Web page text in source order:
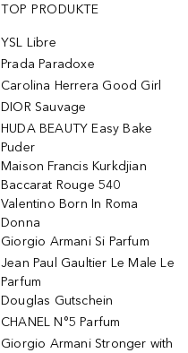
TOP PRODUKTE
YSL Libre
Prada Paradoxe
Carolina Herrera Good Girl
DIOR Sauvage
HUDA BEAUTY Easy Bake
Puder
Maison Francis Kurkdjian
Baccarat Rouge 540
Valentino Born In Roma
Donna
Giorgio Armani Si Parfum
Jean Paul Gaultier Le Male Le
Parfum
Douglas Gutschein
CHANEL N°5 Parfum
Giorgio Armani Stronger with